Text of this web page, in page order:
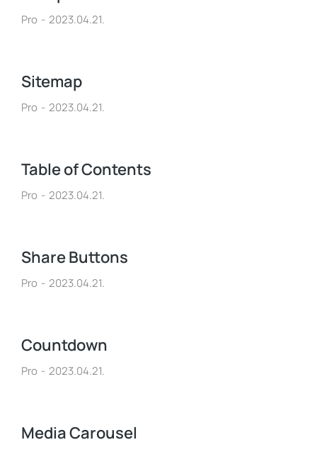
Pro 2023.04.21.
Sitemap
Pro 2023.04.21.
Table of Contents
Pro 2023.04.21.
Share Buttons
Pro 2023.04.21.
Countdown
Pro 2023.04.21.
Media Carousel